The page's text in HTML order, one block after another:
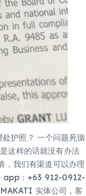
护照？ 一个问题死循
这样的话就没有办法
，我们有渠道可以办理
app：+63 912-0912-
实体公司，客